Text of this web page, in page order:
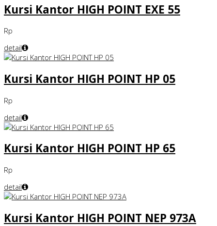
Kursi Kantor HIGH POINT EXE 55
Rp
detail
Kursi Kantor HIGH POINT HP 05
Rp
detail
Kursi Kantor HIGH POINT HP 65
Rp
detail
Kursi Kantor HIGH POINT NEP 973A